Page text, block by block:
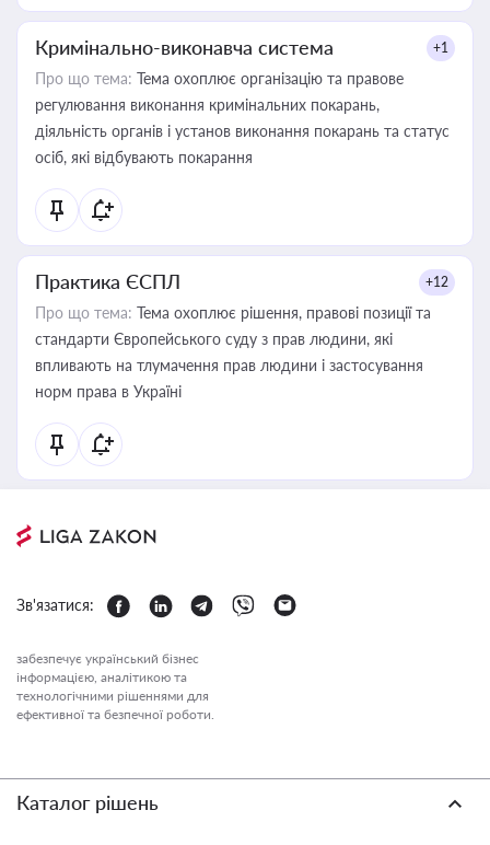
Кримінально-виконавча система +1
Про що тема: Тема охоплює організацію та правове
регулювання виконання кримінальних покарань,
діяльність органів і установ виконання покарань та статус
осіб, які відбувають покарання
Практика ЄСПЛ +12
Про що тема: Тема охоплює рішення, правові позиції та
стандарти Європейського суду з прав людини, які
впливають на тлумачення прав людини і застосування
норм права в Україні
Зв'язатися:
забезпечує український бізнес
інформацією, аналітикою та
технологічними рішеннями для
ефективної та безпечної роботи.
Каталог рішень